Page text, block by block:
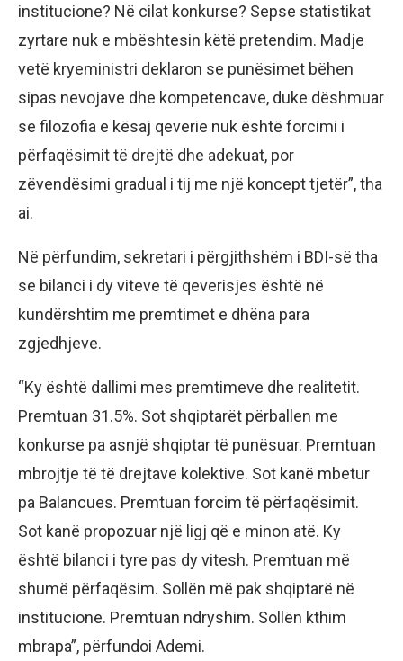
institucione? Në cilat konkurse? Sepse statistikat
zyrtare nuk e mbështesin këtë pretendim. Madje
vetë kryeministri deklaron se punësimet bëhen
sipas nevojave dhe kompetencave, duke dëshmuar
se filozofia e kësaj qeverie nuk është forcimi i
përfaqësimit të drejtë dhe adekuat, por
zëvendësimi gradual i tij me një koncept tjetër”, tha
ai.
Në përfundim, sekretari i përgjithshëm i BDI-së tha
se bilanci i dy viteve të qeverisjes është në
kundërshtim me premtimet e dhëna para
zgjedhjeve.
“Ky është dallimi mes premtimeve dhe realitetit.
Premtuan 31.5%. Sot shqiptarët përballen me
konkurse pa asnjë shqiptar të punësuar. Premtuan
mbrojtje të të drejtave kolektive. Sot kanë mbetur
pa Balancues. Premtuan forcim të përfaqësimit.
Sot kanë propozuar një ligj që e minon atë. Ky
është bilanci i tyre pas dy vitesh. Premtuan më
shumë përfaqësim. Sollën më pak shqiptarë në
institucione. Premtuan ndryshim. Sollën kthim
mbrapa”, përfundoi Ademi.